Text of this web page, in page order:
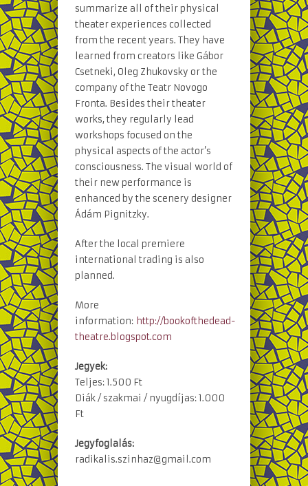
summarize all of their physical
theater experiences collected
from the recent years. They have
learned from creators like Gábor
Csetneki, Oleg Zhukovsky or the
company of the Teatr Novogo
Fronta. Besides their theater
works, they regularly lead
workshops focused on the
physical aspects of the actor’s
consciousness. The visual world of
their new performance is
enhanced by the scenery designer
Ádám Pignitzky.
After the local premiere
international trading is also
planned.
More
information: http://bookofthedead-
theatre.blogspot.com
Jegyek:
Teljes: 1.500 Ft
Diák / szakmai / nyugdíjas: 1.000
Ft
Jegyfoglalás:
radikalis.szinhaz@gmail.com